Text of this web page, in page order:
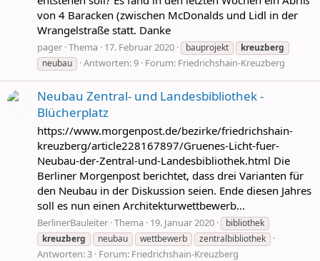
von 4 Baracken (zwischen McDonalds und Lidl in der
Wrangelstraße statt. Danke
pager Thema 17. Februar 2020 bauprojekt
kreuzberg
neubau
Antworten: 9 Forum: Friedrichshain-Kreuzberg
Neubau Zentral- und Landesbibliothek -
Blücherplatz
https://www.morgenpost.de/bezirke/friedrichshain-
kreuzberg/article228167897/Gruenes-Licht-fuer-
Neubau-der-Zentral-und-Landesbibliothek.html Die
Berliner Morgenpost berichtet, dass drei Varianten für
den Neubau in der Diskussion seien. Ende diesen Jahres
soll es nun einen Architekturwettbewerb...
BerlinerBauleiter Thema 19. Januar 2020
bibliothek
kreuzberg
neubau wettbewerb zentralbibliothek
Antworten: 3 Forum: Friedrichshain-Kreuzberg